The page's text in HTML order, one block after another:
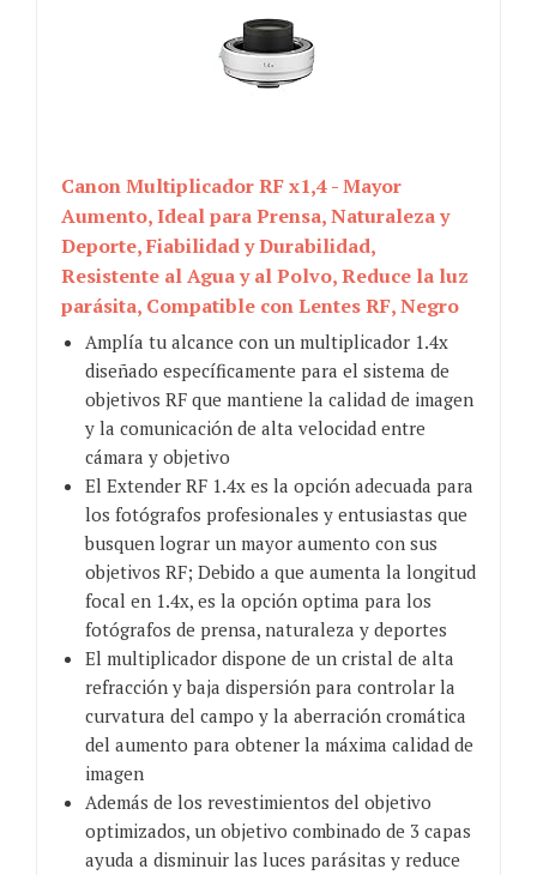
Canon Multiplicador RF x1,4 - Mayor
Aumento, Ideal para Prensa, Naturaleza y
Deporte, Fiabilidad y Durabilidad,
Resistente al Agua y al Polvo, Reduce la luz
parásita, Compatible con Lentes RF, Negro
Amplía tu alcance con un multiplicador 1.4x
diseñado específicamente para el sistema de
objetivos RF que mantiene la calidad de imagen
y la comunicación de alta velocidad entre
cámara y objetivo
El Extender RF 1.4x es la opción adecuada para
los fotógrafos profesionales y entusiastas que
busquen lograr un mayor aumento con sus
objetivos RF; Debido a que aumenta la longitud
focal en 1.4x, es la opción optima para los
fotógrafos de prensa, naturaleza y deportes
El multiplicador dispone de un cristal de alta
refracción y baja dispersión para controlar la
curvatura del campo y la aberración cromática
del aumento para obtener la máxima calidad de
imagen
Además de los revestimientos del objetivo
optimizados, un objetivo combinado de 3 capas
ayuda a disminuir las luces parásitas y reduce